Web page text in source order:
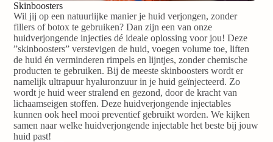
Skinboosters
Wil jij op een natuurlijke manier je huid verjongen, zonder
fillers of botox te gebruiken? Dan zijn een van onze
huidverjongende injecties dé ideale oplossing voor jou! Deze
”skinboosters” verstevigen de huid, voegen volume toe, liften
de huid én verminderen rimpels en lijntjes, zonder chemische
producten te gebruiken. Bij de meeste skinboosters wordt er
namelijk ultrapuur hyaluronzuur in je huid geïnjecteerd. Zo
wordt je huid weer stralend en gezond, door de kracht van
lichaamseigen stoffen. Deze huidverjongende injectables
kunnen ook heel mooi preventief gebruikt worden. We kijken
samen naar welke huidverjongende injectable het beste bij jouw
huid past!